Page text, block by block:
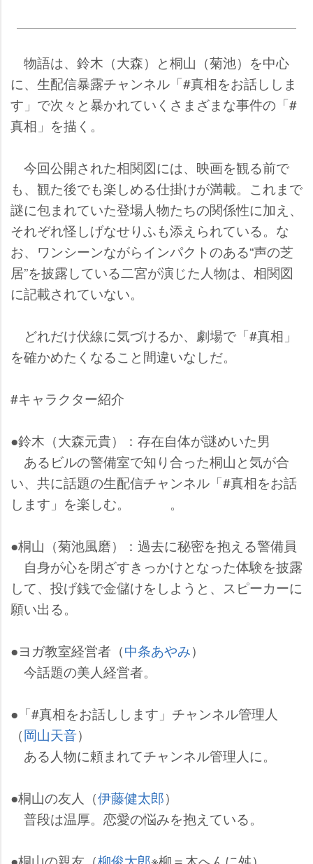
物語は、鈴木（大森）と桐山（菊池）を中心
に、生配信暴露チャンネル「#真相をお話ししま
す」で次々と暴かれていくさまざまな事件の「#
真相」を描く。
今回公開された相関図には、映画を観る前で
も、観た後でも楽しめる仕掛けが満載。これまで
謎に包まれていた登場人物たちの関係性に加え、
それぞれ怪しげなせりふも添えられている。な
お、ワンシーンながらインパクトのある“声の芝
居”を披露している二宮が演じた人物は、相関図
に記載されていない。
どれだけ伏線に気づけるか、劇場で「#真相」
を確かめたくなること間違いなしだ。
#キャラクター紹介
●鈴木（大森元貴）：存在自体が謎めいた男
あるビルの警備室で知り合った桐山と気が合
い、共に話題の生配信チャンネル「#真相をお話
します」を楽しむ。 。
●桐山（菊池風磨）：過去に秘密を抱える警備員
自身が心を閉ざすきっかけとなった体験を披露
して、投げ銭で金儲けをしようと、スピーカーに
願い出る。
●ヨガ教室経営者（中条あやみ）
今話題の美人経営者。
●「#真相をお話しします」チャンネル管理人
（岡山天音）
ある人物に頼まれてチャンネル管理人に。
●桐山の友人（伊藤健太郎）
普段は温厚。恋愛の悩みを抱えている。
●桐山の親友（柳俊太郎※柳＝木へんに舛）